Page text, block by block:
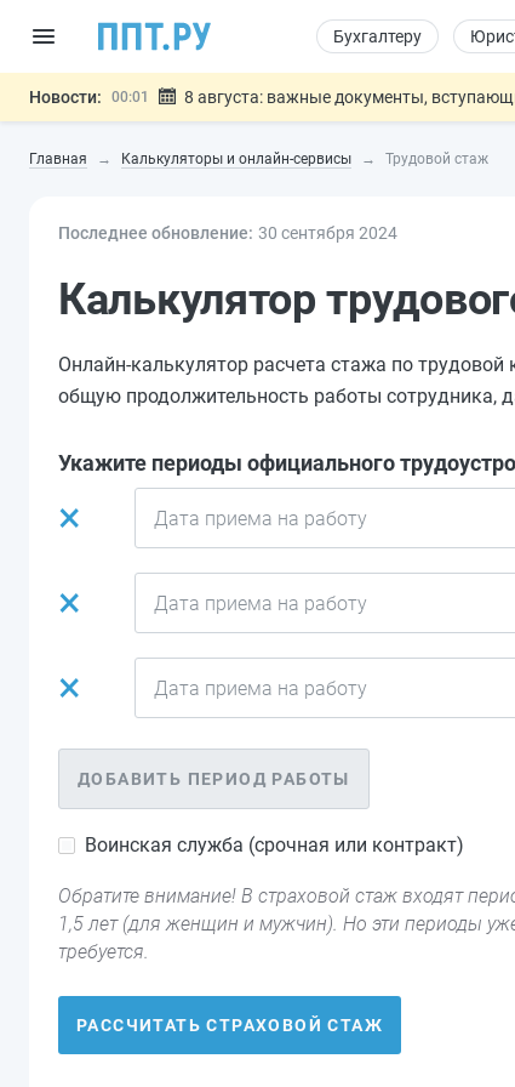
Бухгалтеру
Новости: 00:01 8 августа: важные документы,
07.08 Дистанционную работу беременных
07.08
Важно Разработают единые критерии
Главная Калькуляторы и онлайн-сервисы Трудовой стаж
Последнее обновление: 30 сентября 2024
Калькулятор
Онлайн-калькулятор расчета стажа по
общую продолжительность работы сотрудника,
Укажите периоды официального
×
×
×
ДОБАВИТЬ ПЕРИОД РАБОТЫ
Воинская служба (срочная или контракт)
Обратите внимание! В страховой стаж входят
1,5 лет (для женщин и мужчин). Но эти периоды
требуется.
РАССЧИТАТЬ СТРАХОВОЙ СТАЖ